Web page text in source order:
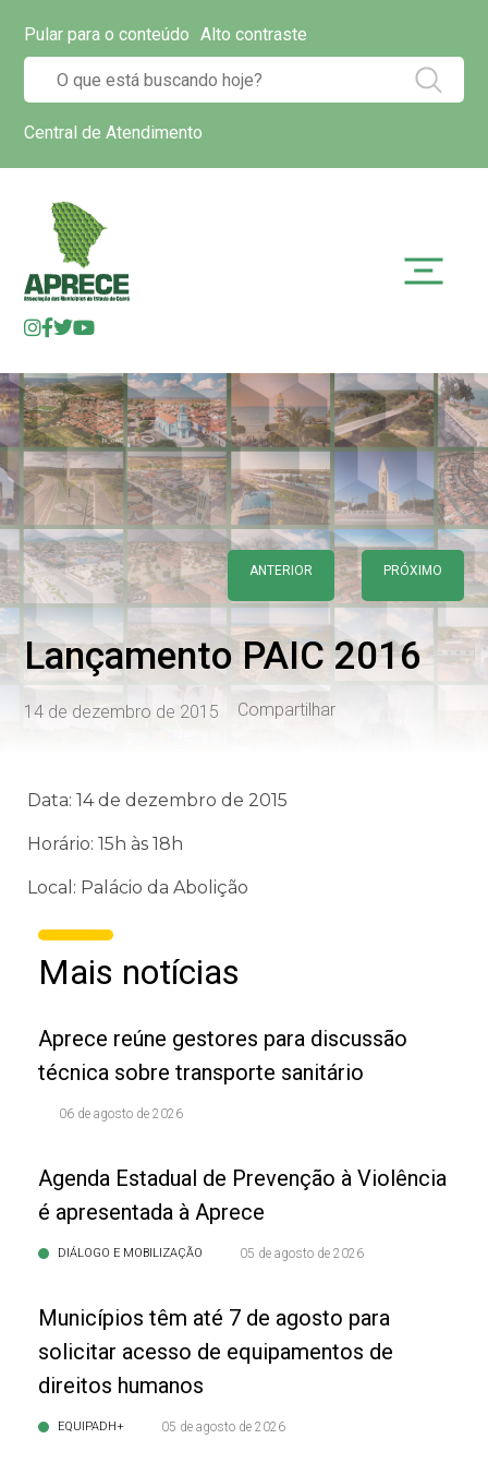
Pular para o conteúdo Alto contraste
Central de Atendimento
ANTERIOR PRÓXIMO
Lançamento PAIC 2016
14 de dezembro de 2015 Compartilhar
Data: 14 de dezembro de 2015
Horário: 15h às 18h
Local: Palácio da Abolição
Mais notícias
Aprece reúne gestores para discussão
técnica sobre transporte sanitário
06 de agosto de 2026
Agenda Estadual de Prevenção à Violência
é apresentada à Aprece
DIÁLOGO E MOBILIZAÇÃO 05 de agosto de 2026
Municípios têm até 7 de agosto para
solicitar acesso de equipamentos de
direitos humanos
EQUIPADH+ 05 de agosto de 2026